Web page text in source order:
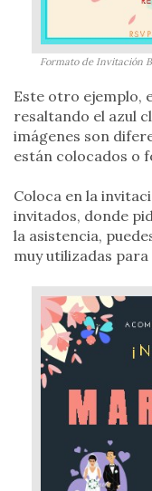
Formato de Invitación
Este otro ejemplo,
resaltando el azul
imágenes son
están colocados o
Coloca en la
invitados, donde
la asistencia,
muy utilizadas